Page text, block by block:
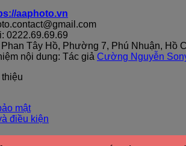
aaphoto.vn
0222.69.69.69
Tây Hồ, Phường 7, Phú Nhuận, Hồ
nội dung: Tác giả Cường Nguyễn
mật
điều kiện